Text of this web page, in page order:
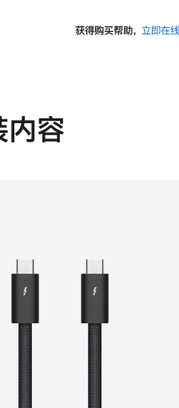
斜
获得购买帮助， 立即在
内容